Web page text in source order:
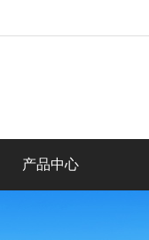
产品中心